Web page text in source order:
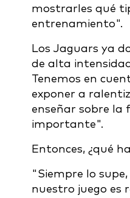
mostrarles qué
entrenamiento".
Los Jaguars ya
de alta
Tenemos en
exponer a
enseñar sobre la
importante".
Entonces, ¿qué
"Siempre lo
nuestro juego es